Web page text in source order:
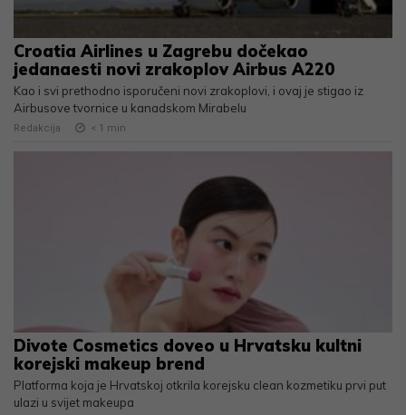
Croatia Airlines u Zagrebu dočekao
jedanaesti novi zrakoplov Airbus A220
Kao i svi prethodno isporučeni novi zrakoplovi, i ovaj je stigao iz
Airbusove tvornice u kanadskom Mirabelu
Redakcija < 1 min
Divote Cosmetics doveo u Hrvatsku kultni
korejski makeup brend
Platforma koja je Hrvatskoj otkrila korejsku clean kozmetiku prvi put
ulazi u svijet makeupa